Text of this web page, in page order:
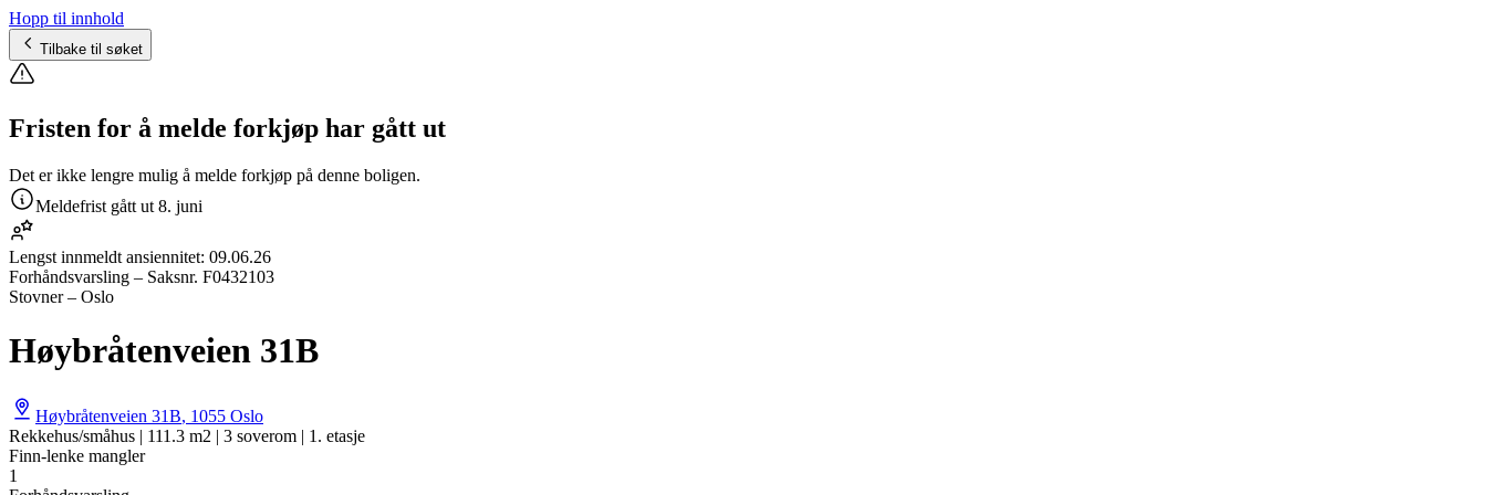
Hopp til innhold
Tilbake til søket
Fristen for å melde forkjøp har gått ut
Det er ikke lengre mulig å melde forkjøp på denne boligen.
Meldefrist gått ut 8. juni
Lengst innmeldt ansiennitet: 09.06.26
Forhåndsvarsling – Saksnr. F0432103
Stovner – Oslo
Høybråtenveien 31B
Høybråtenveien 31B, 1055 Oslo
Rekkehus/småhus | 111.3 m2 | 3 soverom | 1. etasje
Finn-lenke mangler
1